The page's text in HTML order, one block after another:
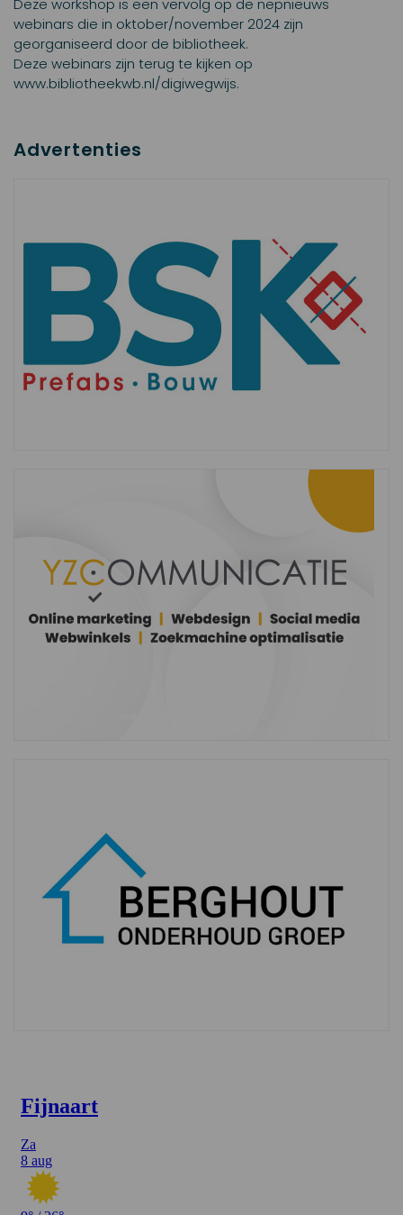
Deze workshop is een vervolg op de nepnieuws
webinars die in oktober/november 2024 zijn
georganiseerd door de bibliotheek.
Deze webinars zijn terug te kijken op
www.bibliotheekwb.nl/digiwegwijs.
Advertenties